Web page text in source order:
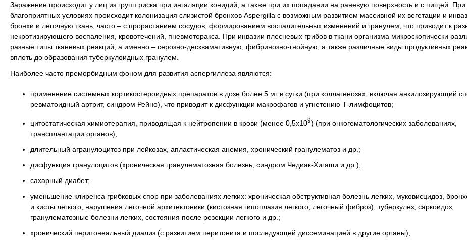
Заражение происходит у лиц из групп риска при ингаляции конидий, а также при их попадании на раневую поверхность и с пищей.
благоприятных условиях происходит колонизация слизистой бронхов Aspergilla с возможным развитием массивной их вегетации и
бронхи и легочную ткань, часто – с прорастанием сосудов, формированием воспалительных изменений и гранулем, что приводит к
некротизирующего воспаления, кровотечений, пневмоторакса. При инвазии плесневых грибов в ткани организма микроскопически
разные типы тканевых реакций, а именно – серозно-десквамативную, фибринозно-гнойную, а также различные виды продуктивных
вплоть до образования туберкулоидных гранулем.
Наиболее часто преморбидным фоном для развития аспергиллеза являются:
применение системных кортикостероидных препаратов в дозе более 5 мг в сутки (при коллагенозах, включая анкилозирующий
ревматоидный артрит, синдром Рейно), что приводит к дисфункции макрофагов и угнетению Т-лимфоцитов;
цитостатическая химиотерапия, приводящая к нейтропении в крови (менее 0,5х109) (при онкогематологических заболеваниях,
трансплантации органов);
длительный агранулоцитоз при лейкозах, апластическая анемия, хронический гранулематоз и др.;
дисфункция гранулоцитов (хроническая гранулематозная болезнь, синдром Чедиак-Хигаши и др.);
сахарный диабет;
уменьшение клиренса грибковых спор при заболеваниях легких: хроническая обструктивная болезнь легких, муковисцидоз,
и кисты легкого, нарушения легочной архитектоники (кистозная гипоплазия легкого, легочный фиброз), туберкулез, саркоидоз,
гранулематозные болезни легких, состояния после резекции легкого и др.;
хронический перитонеальный диализ (с развитием перитонита и последующей диссеминацией в другие органы);